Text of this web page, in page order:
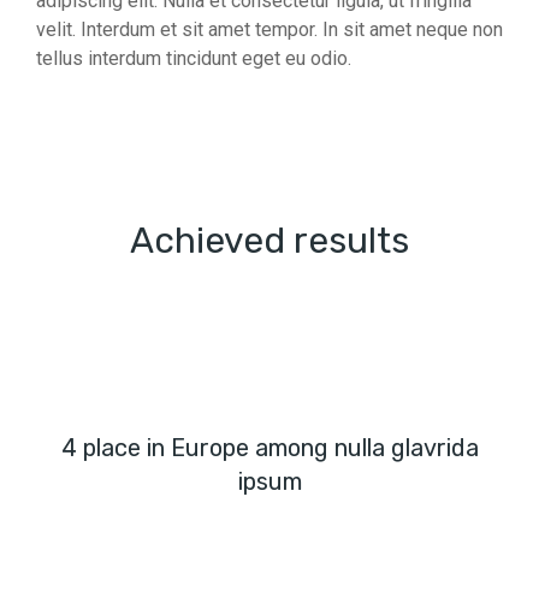
velit. Interdum et sit amet tempor. In sit amet neque non
tellus interdum tincidunt eget eu odio.
Achieved results
4 place in Europe among nulla glavrida
ipsum